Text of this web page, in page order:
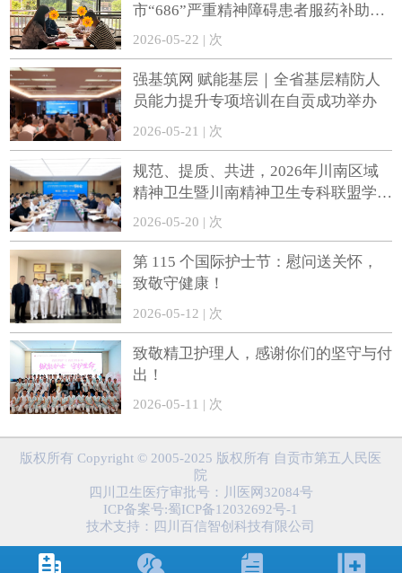
市“686”严重精神障碍患者服药补助政
策持续惠民
2026-05-22 | 次
强基筑网 赋能基层｜全省基层精防人
员能力提升专项培训在自贡成功举办
2026-05-21 | 次
规范、提质、共进，2026年川南区域
精神卫生暨川南精神卫生专科联盟学术
会在自贡召开
2026-05-20 | 次
第 115 个国际护士节：慰问送关怀，
致敬守健康！
2026-05-12 | 次
致敬精卫护理人，感谢你们的坚守与付
出！
2026-05-11 | 次
版权所有 Copyright © 2005-2025 版权所有 自贡市第五人民医
院
四川卫生医疗审批号：川医网32084号
ICP备案号:蜀ICP备12032692号-1
技术支持：
四川百信智创科技有限公司
   